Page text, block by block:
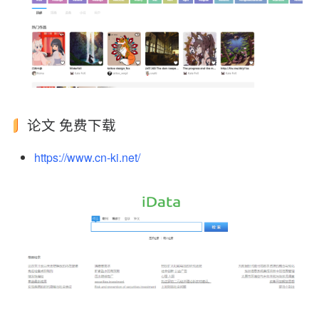
论文 免费下载
https://www.cn-ki.net/